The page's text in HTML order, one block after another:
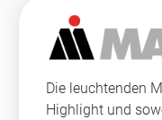
Die leuchtenden
Highlight und